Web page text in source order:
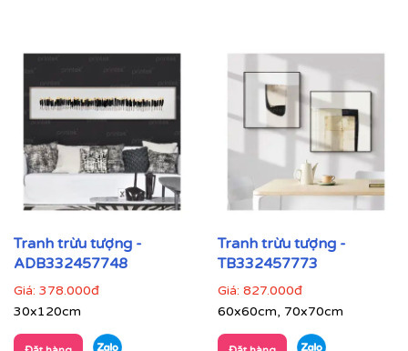
Tranh trừu tượng -
ADB332457748
Giá: 378.000đ
30x120cm
Tranh trừu tượng -
TB332457773
Giá: 827.000đ
60x60cm, 70x70cm